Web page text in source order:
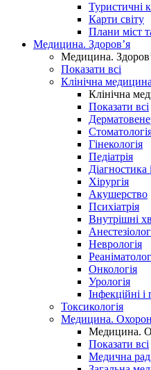
Туристичні
Карти світу
Плани міст
Медицина. Здоров’я
Медицина.
Показати всі
Клінічна медицина
Клінічна
Показати всі
Гінекологія
Педіатрія
Діагностика
Хірургія
Акушерство
Психіатрія
Внутрішні
Неврологія
Онкологія
Урологія
Інфекційні
Токсикологія
Медицина.
Медицина.
Показати всі
Медична